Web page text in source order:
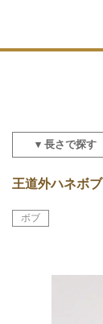
▾ 長さで探す
王道外ハネボブ
ボブ